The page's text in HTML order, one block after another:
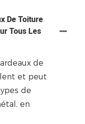
De Toiture
Tous Les
de
et peut
de
en